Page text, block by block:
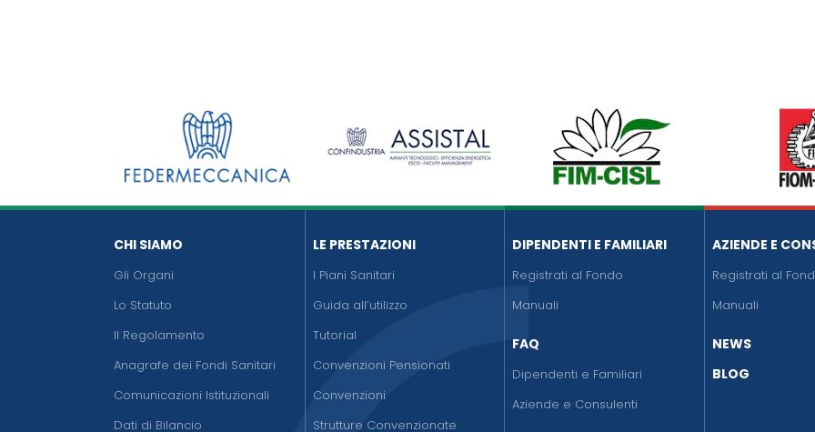
CHI SIAMO
Gli Organi
Lo Statuto
Il Regolamento
Anagrafe dei Fondi Sanitari
Comunicazioni Istituzionali
Dati di Bilancio
LE PRESTAZIONI
I Piani Sanitari
Guida all’utilizzo
Tutorial
Convenzioni Pensionati
Convenzioni
Strutture Convenzionate
DIPENDENTI E FAMILIARI
Registrati al Fondo
Manuali
FAQ
Dipendenti e Familiari
Aziende e Consulenti
AZIENDE E
Registrati al
Manuali
NEWS
BLOG